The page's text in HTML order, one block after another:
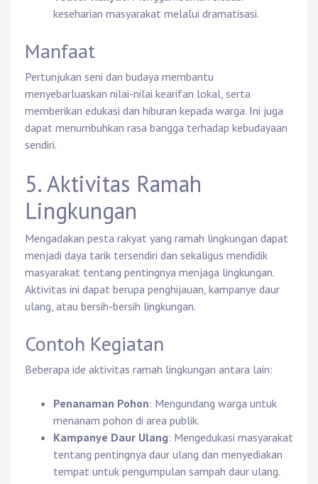
keseharian masyarakat melalui dramatisasi.
Manfaat
Pertunjukan seni dan budaya membantu
menyebarluaskan nilai-nilai kearifan lokal, serta
memberikan edukasi dan hiburan kepada warga. Ini juga
dapat menumbuhkan rasa bangga terhadap kebudayaan
sendiri.
5. Aktivitas Ramah
Lingkungan
Mengadakan pesta rakyat yang ramah lingkungan dapat
menjadi daya tarik tersendiri dan sekaligus mendidik
masyarakat tentang pentingnya menjaga lingkungan.
Aktivitas ini dapat berupa penghijauan, kampanye daur
ulang, atau bersih-bersih lingkungan.
Contoh Kegiatan
Beberapa ide aktivitas ramah lingkungan antara lain:
Penanaman Pohon: Mengundang warga untuk
menanam pohon di area publik.
Kampanye Daur Ulang: Mengedukasi masyarakat
tentang pentingnya daur ulang dan menyediakan
tempat untuk pengumpulan sampah daur ulang.